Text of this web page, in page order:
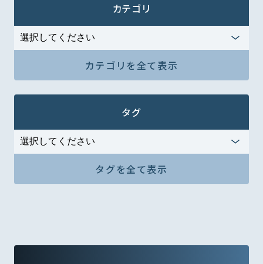
カテゴリ
カテゴリを全て表示
タグ
タグを全て表示